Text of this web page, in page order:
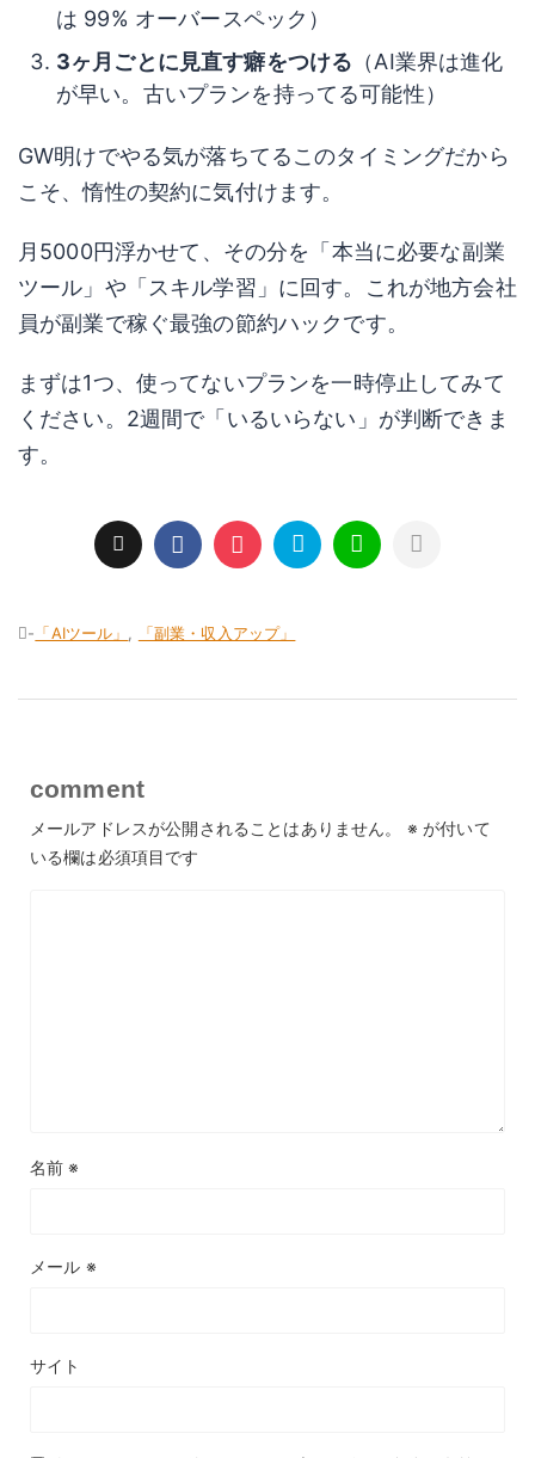
は 99% オーバースペック）
3ヶ月ごとに見直す癖をつける （AI業界は進化
が早い。古いプランを持ってる可能性）
GW明けでやる気が落ちてるこのタイミングだから
こそ、惰性の契約に気付けます。
月5000円浮かせて、その分を「本当に必要な副業
ツール」や「スキル学習」に回す。これが地方会社
員が副業で稼ぐ最強の節約ハックです。
まずは1つ、使ってないプランを一時停止してみて
ください。2週間で「いるいらない」が判断できま
す。
- 「AIツール」 「副業・収入アップ」
comment
メールアドレスが公開されることはありません。 ※ が付いて
いる欄は必須項目です
名前※
メール ※
サイト